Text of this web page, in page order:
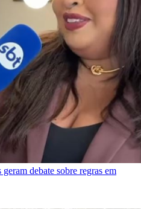
debate sobre regras em